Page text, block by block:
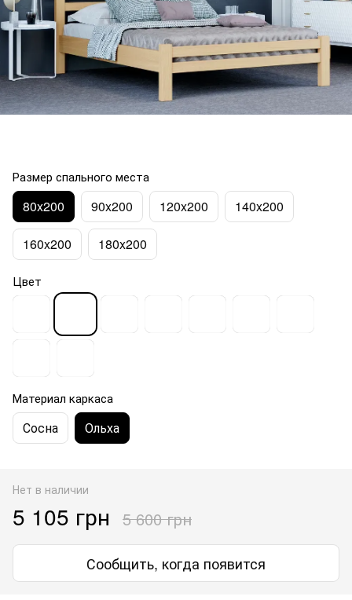
Размер спального места
80x200 90x200 120x200 140x200
160x200 180x200
Цвет
Материал каркаса
Сосна Ольха
Нет в наличии
5 105 грн 5 600 грн
Сообщить, когда появится